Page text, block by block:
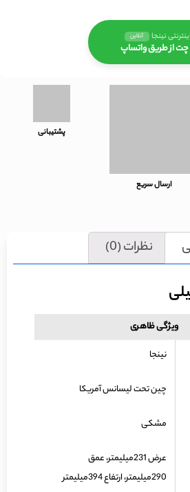
نینجا آنلاین
چت از طریق واتساپ
ارسال سریع
پشتیبانی
نظرات (0)
ویژگی ظاهری
نینجا
چین تحت لیسانس آمریکا
مشکی
عرض 231میلیمتر، عمق
290میلیمتر، ارتفاع 394میلیمتر